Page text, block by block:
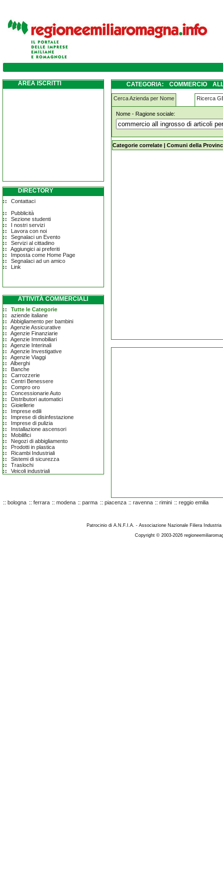
commercio-all-ingrosso-di-articoli-per-
elettrico-vario modena
AREA ISCRITTI
DIRECTORY
Contattaci
Pubblicità
Sezione studenti
I nostri servizi
Lavora con noi
Segnalaci un Evento
Servizi al cittadino
Aggiungici ai preferiti
Imposta come Home Page
Segnalaci ad un amico
Link
ATTIVITÀ COMMERCIALI
Tutte le Categorie
aziende italiane
Abbigliamento per bambini
Agenzie Assicurative
Agenzie Finanziarie
Agenzie Immobiliari
Agenzie Interinali
Agenzie Investigative
Agenzie Viaggi
Alberghi
Banche
Carrozzerie
Centri Benessere
Compro oro
Concessionarie Auto
Distributori automatici
Gioiellerie
Imprese edili
Imprese di disinfestazione
Imprese di pulizia
Installazione ascensori
Mobilifici
Negozi di abbigliamento
Prodotti in plastica
Ricambi Industriali
Sistemi di sicurezza
Traslochi
Veicoli industriali
CATEGORIA: COMMERCIO
MATERIALE ELETTRICO VARIO
Cerca Azienda per Nome Ricerca
Nome - Ragione sociale:
commercio-all-ingrosso-di-
modena
Categorie correlate | Comuni della
:: bologna :: ferrara :: modena :: parma :: piacenza :: ravenna :: rimini :: reggio emilia
Patrocinio di A.N.F.I.A. - Associazione Nazionale Filiera
Copyright © 2003-2026